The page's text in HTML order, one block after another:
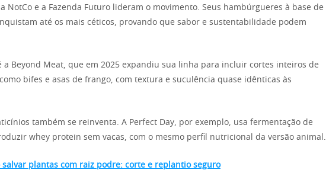
NotCo e a Fazenda Futuro lideram o movimento. Seus hambúrgueres à base de
até os mais céticos, provando que sabor e sustentabilidade podem
a Beyond Meat, que em 2025 expandiu sua linha para incluir cortes inteiros de
como bifes e asas de frango, com textura e suculência quase idênticas às
também se reinventa. A Perfect Day, por exemplo, usa fermentação de
whey protein sem vacas, com o mesmo perfil nutricional da versão animal.
salvar plantas com raiz podre: corte e replantio seguro